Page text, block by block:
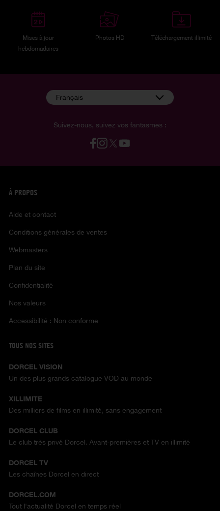
Mises à jour
hebdomadaires
Photos HD Téléchargement illimité
Suivez-nous, suivez vos fantasmes :
Français
À PROPOS
Aide et contact
Conditions générales de ventes
Webmasters
Plan du site
Confidentialité
Nos valeurs
Accessibilité : Non conforme
TOUS NOS SITES
DORCEL VISION
Un des plus grands catalogue VOD au monde
XILLIMITE
Des milliers de films en illimité, sans engagement
DORCEL CLUB
Le club très privé Dorcel. Avant-premières et TV en illimité
DORCEL TV
Les chaînes Dorcel en direct
DORCEL.COM
Tout l'actualité Dorcel en temps réel